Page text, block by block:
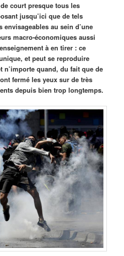
court presque tous les
jusqu’ici que de tels
envisageables au sein d’une
macro-économiques aussi
à en tirer : ce
et peut se reproduire
n’importe quand, du fait que de
fermé les yeux sur de très
depuis bien trop longtemps.